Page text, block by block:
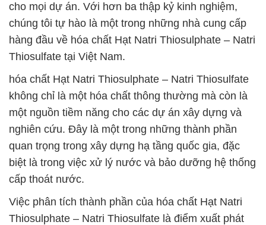
cho mọi dự án. Với hơn ba thập kỷ kinh nghiệm,
chúng tôi tự hào là một trong những nhà cung cấp
hàng đầu về hóa chất Hạt Natri Thiosulphate – Natri
Thiosulfate tại Việt Nam.
hóa chất Hạt Natri Thiosulphate – Natri Thiosulfate
không chỉ là một hóa chất thông thường mà còn là
một nguồn tiềm năng cho các dự án xây dựng và
nghiên cứu. Đây là một trong những thành phần
quan trọng trong xây dựng hạ tầng quốc gia, đặc
biệt là trong việc xử lý nước và bảo dưỡng hệ thống
cấp thoát nước.
Việc phân tích thành phần của hóa chất Hạt Natri
Thiosulphate – Natri Thiosulfate là điểm xuất phát